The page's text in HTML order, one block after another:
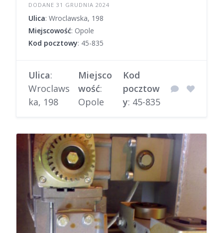
DODANE 31 GRUDNIA 2024
Ulica: Wroclawska, 198
Miejscowość: Opole
Kod pocztowy: 45-835
Ulica:
Wroclaws
ka, 198
Miejsco
wość:
Opole
Kod
pocztow
y: 45-835